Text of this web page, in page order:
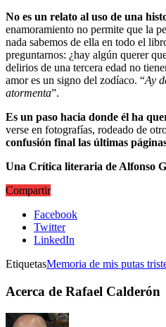
No es un relato al uso de una
enamoramiento no permite que la
nada sabemos de ella en todo el
preguntarnos: ¿hay algún querer
delirios de una tercera edad no
amor es un signo del zodíaco. “Ay
atormenta”.
Es un paso hacia donde él ha
verse en fotografías, rodeado de
confusión final las últimas
Una Crítica literaria de Alfonso
Compartir
Facebook
Twitter
LinkedIn
EtiquetasMemoria de mis putas
Acerca de Rafael Calderón